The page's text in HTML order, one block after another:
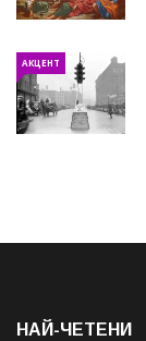
АКЦЕНТ
НАЙ-ЧЕТЕНИ